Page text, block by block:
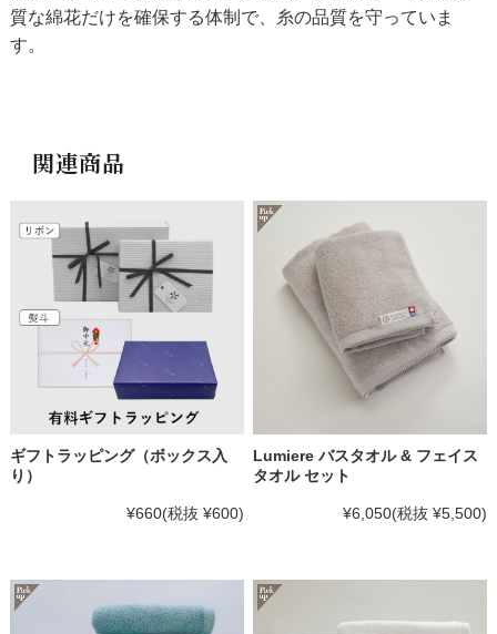
質な綿花だけを確保する体制で、糸の品質を守っていま
す。
関連商品
ギフトラッピング（ボックス入
り）
¥660(税抜 ¥600)
Lumiere バスタオル & フェイス
タオル セット
¥6,050(税抜 ¥5,500)